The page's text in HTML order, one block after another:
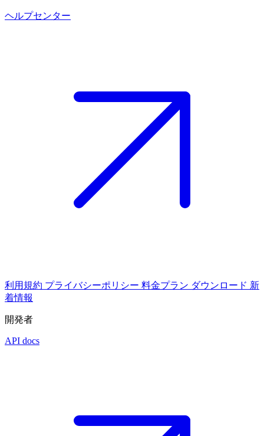
ヘルプセンター
利用規約 プライバシーポリシー 料金プラン ダウンロード 新
着情報
開発者
API docs